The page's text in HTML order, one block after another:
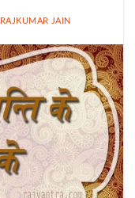
RAJKUMAR JAIN